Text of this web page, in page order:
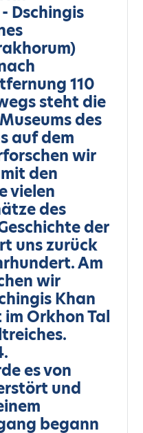
Dschingis
110
steht die
des
auf dem
wir
den
vielen
des
der
uns zurück
Am
wir
Khan
Orkhon Tal
es von
und
begann